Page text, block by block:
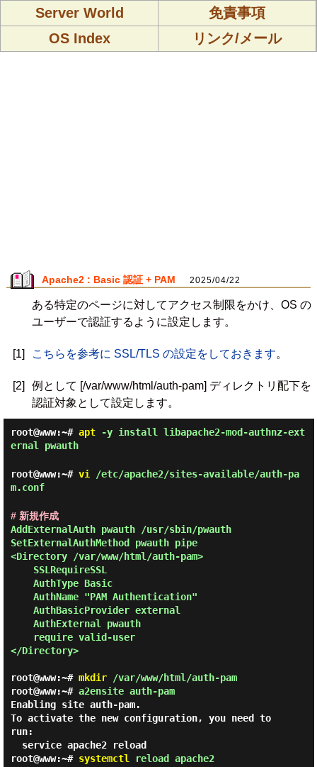
Server World
免責事項
OS Index
リンク/メール
Apache2 : Basic 認証 + PAM 2025/04/22
ある特定のページに対してアクセス制限をかけ、OS の
ユーザーで認証するように設定します。
[1] こちらを参考に SSL/TLS の設定をしておきます。
[2]
例として [/var/www/html/auth-pam] ディレクトリ配下を
認証対象として設定します。
root@www:~# apt-y install libapache2-mod-authnz-ext
ernal pwauth
root@www:~# vi /etc/apache2/sites-available/auth-pa
m.conf
# 新規作成
AddExternalAuth pwauth /usr/sbin/pwauth
SetExternalAuthMethod pwauth pipe
<Directory /var/www/html/auth-pam>
</Directory>
root@www:~# mkdir/var/www/html/auth-pam
root@www:~# a2ensite auth-pam
Enabling site auth-pam.
To activate the new configuration, you need to
run:
root@www:~# systemctl reload apache2